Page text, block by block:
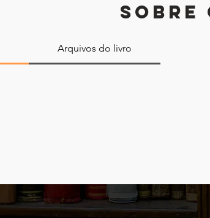
SOBRE
Arquivos do livro